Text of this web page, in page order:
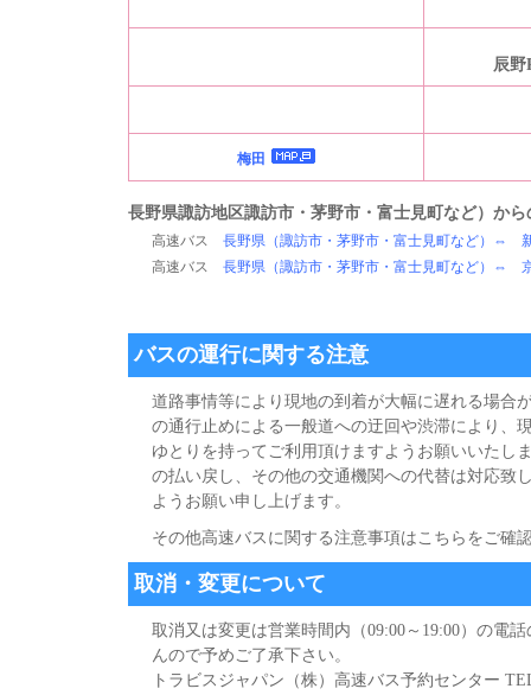
辰野
梅田
長野県諏訪地区諏訪市・茅野市・富士見町 など）か
高速バス 長野県（諏訪市・茅野市・富士見町など）⇔ 新
高速バス 長野県（諏訪市・茅野市・富士見町など）⇔ 京
バスの運行に関する注意
道路事情等により現地の到着が大幅に遅れる場合
の通行止めによる一般道への迂回や渋滞により、
ゆとりを持ってご利用頂けますようお願いいたし
の払い戻し、その他の交通機関への代替は対応致
ようお願い申し上げます。
その他高速バスに関する注意事項はこちらを
取消・変更について
取消又は変更は営業時間内（09:00～19:00）の電
んので予めご了承下さい。
トラビスジャパン（株）高速バス予約センター